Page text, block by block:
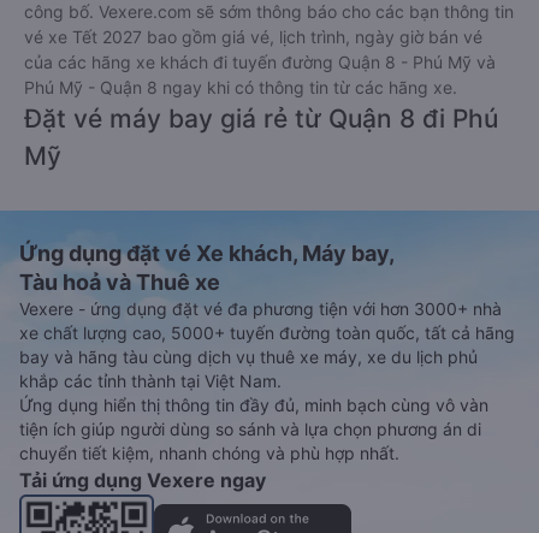
công bố. Vexere.com sẽ sớm thông báo cho các bạn thông tin
vé xe Tết 2027 bao gồm giá vé, lịch trình, ngày giờ bán vé
của các hãng xe khách đi tuyến đường Quận 8 - Phú Mỹ và
Phú Mỹ - Quận 8 ngay khi có thông tin từ các hãng xe.
Đặt vé máy bay giá rẻ từ Quận 8 đi Phú
Mỹ
Ứng dụng đặt vé Xe khách, Máy bay,
Tàu hoả và Thuê xe
Vexere - ứng dụng đặt vé đa phương tiện với hơn 3000+ nhà
xe chất lượng cao, 5000+ tuyến đường toàn quốc, tất cả hãng
bay và hãng tàu cùng dịch vụ thuê xe máy, xe du lịch phủ
khắp các tỉnh thành tại Việt Nam.
Ứng dụng hiển thị thông tin đầy đủ, minh bạch cùng vô vàn
tiện ích giúp người dùng so sánh và lựa chọn phương án di
chuyển tiết kiệm, nhanh chóng và phù hợp nhất.
Tải ứng dụng Vexere ngay